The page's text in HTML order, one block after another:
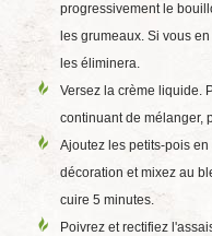
progressivement le
les grumeaux. Si vous
les éliminera.
Versez la crème liquide.
continuant de mélanger,
Ajoutez les petits-pois
décoration et mixez au
cuire 5 minutes.
Poivrez et rectifiez